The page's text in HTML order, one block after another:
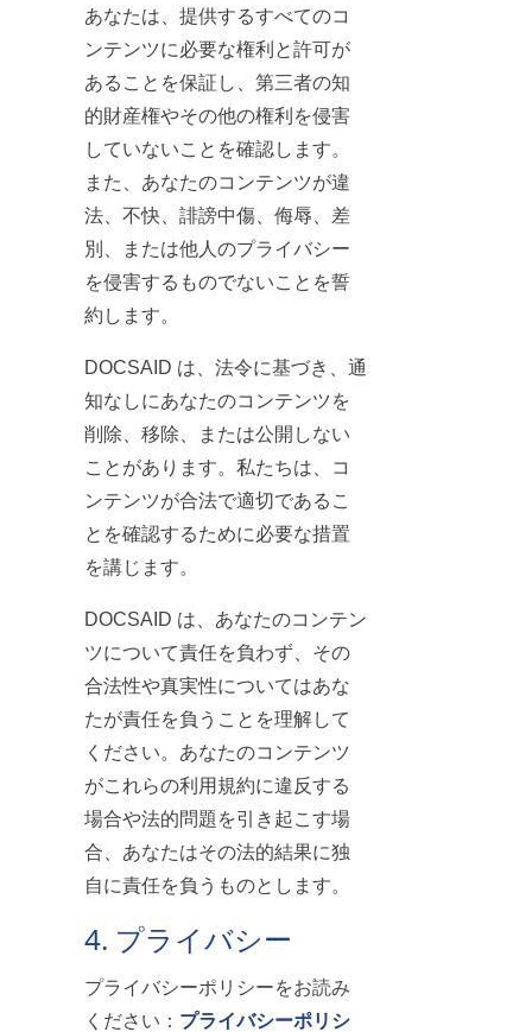
あなたは、提供するすべてのコ
ンテンツに必要な権利と許可が
あることを保証し、第三者の知
的財産権やその他の権利を侵害
していないことを確認します。
また、あなたのコンテンツが違
法、不快、誹謗中傷、侮辱、差
別、または他人のプライバシー
を侵害するものでないことを誓
約します。
DOCSAID は、法令に基づき、通
知なしにあなたのコンテンツを
削除、移除、または公開しない
ことがあります。私たちは、コ
ンテンツが合法で適切であるこ
とを確認するために必要な措置
を講じます。
DOCSAID は、あなたのコンテン
ツについて責任を負わず、その
合法性や真実性についてはあな
たが責任を負うことを理解して
ください。あなたのコンテンツ
がこれらの利用規約に違反する
場合や法的問題を引き起こす場
合、あなたはその法的結果に独
自に責任を負うものとします。
4. プライバシー
プライバシーポリシーをお読み
ください： プライバシーポリシ